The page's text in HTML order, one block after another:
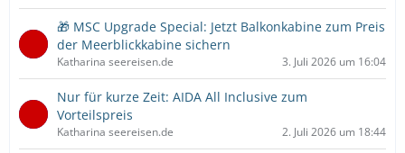
🎁 MSC Upgrade Special: Jetzt Balkonkabine zum Preis
der Meerblickkabine sichern
Katharina seereisen.de 3. Juli 2026 um 16:04
Nur für kurze Zeit: AIDA All Inclusive zum
Vorteilspreis
Katharina seereisen.de 2. Juli 2026 um 18:44